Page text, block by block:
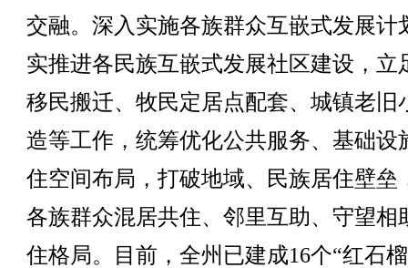
交融。深入实施各族群众互嵌式发展计
实推进各民族互嵌式发展社区建设，立
移民搬迁、牧民定居点配套、城镇老旧
造等工作，统筹优化公共服务、基础设
住空间布局，打破地域、民族居住壁垒
各族群众混居共住、邻里互助、守望相
住格局。目前，全州已建成16个“红石